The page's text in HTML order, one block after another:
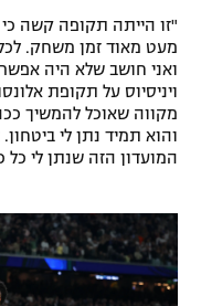
תנאי שימוש
מדיניות פרטיות
רשיון להקרנה
הצטרפות לחבילת
ספורט אתגרי
אומנויות לחימה
גיימינג E-Sports
"זו הייתה תקופה קשה
מעט מאוד זמן משחק.
ואני חושב שלא היה
ויניסיוס על תקופת
מקווה שאוכל להמשיך
והוא תמיד נתן לי
המועדון הזה שנתן לי